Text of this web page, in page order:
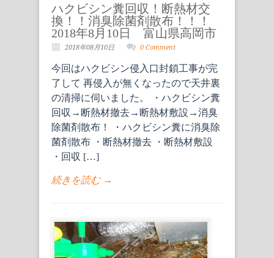
ハクビシン糞回収！断熱材交
換！！消臭除菌剤散布！！！
2018年8月10日 富山県高岡市
2018年08月10日 0 Comment
今回はハクビシン侵入口封鎖工事が完
了して 再侵入が無くなったので天井裏
の清掃に伺いました。 ・ハクビシン糞
回収→断熱材撤去→断熱材敷設→消臭
除菌剤散布！ ・ハクビシン糞に消臭除
菌剤散布 ・断熱材撤去 ・断熱材敷設
・回収 […]
続きを読む →